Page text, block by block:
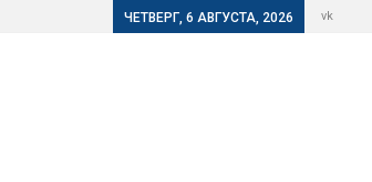
ЧЕТВЕРГ, 6 АВГУСТА, 2026 vk